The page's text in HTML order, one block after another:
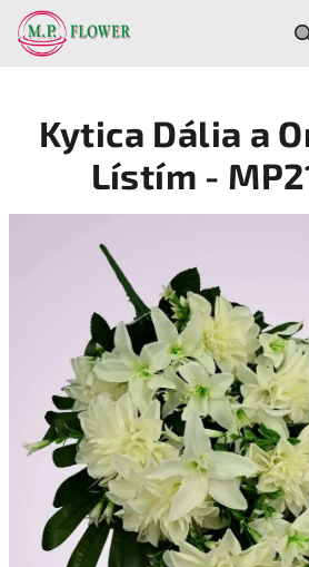
Prejsť
obsah
Kytica Dália a
Lístím -